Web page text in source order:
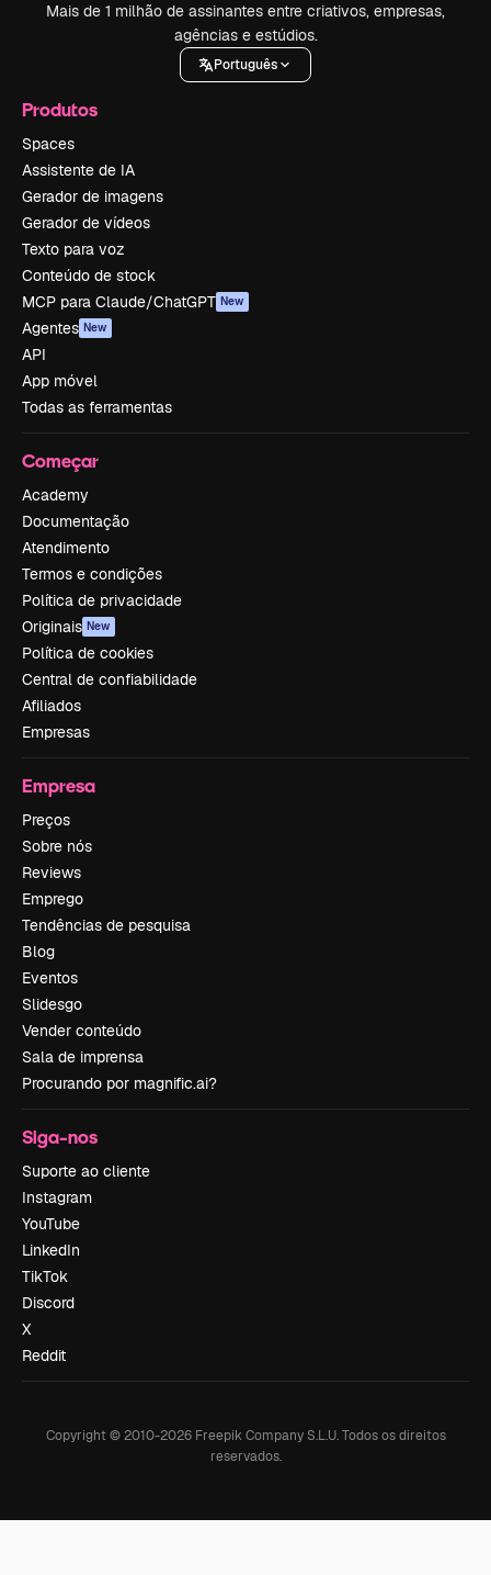
Mais de 1 milhão de assinantes entre criativos, empresas,
agências e estúdios.
Português
Produtos
Spaces
Assistente de IA
Gerador de imagens
Gerador de vídeos
Texto para voz
Conteúdo de stock
MCP para Claude/ChatGPT New
Agentes New
API
App móvel
Todas as ferramentas
Começar
Academy
Documentação
Atendimento
Termos e condições
Política de privacidade
Originais New
Política de cookies
Central de confiabilidade
Afiliados
Empresas
Empresa
Preços
Sobre nós
Reviews
Emprego
Tendências de pesquisa
Blog
Eventos
Slidesgo
Vender conteúdo
Sala de imprensa
Procurando por magnific.ai?
Siga-nos
Suporte ao cliente
Instagram
YouTube
LinkedIn
TikTok
Discord
X
Reddit
Copyright © 2010-2026Freepik Company S.L.U. Todos os direitos
reservados.